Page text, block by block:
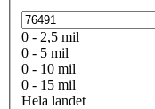
0 - 2,5 mil
0 - 5 mil
0 - 10 mil
0 - 15 mil
Hela landet